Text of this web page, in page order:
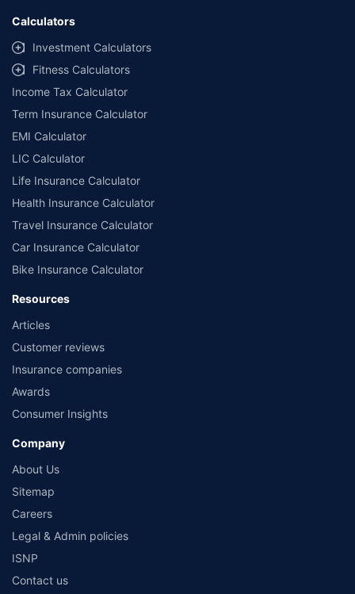
Calculators
Investment Calculators
Fitness Calculators
Income Tax Calculator
Term Insurance Calculator
EMI Calculator
LIC Calculator
Life Insurance Calculator
Health Insurance Calculator
Travel Insurance Calculator
Car Insurance Calculator
Bike Insurance Calculator
Resources
Articles
Customer reviews
Insurance companies
Awards
Consumer Insights
Company
About Us
Sitemap
Careers
Legal & Admin policies
ISNP
Contact us